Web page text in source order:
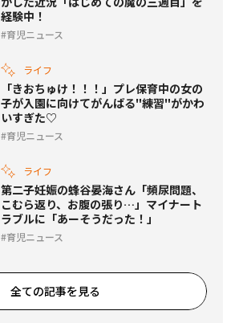
経験中！
育児ニュース
ライフ
「きおちゅけ！！！」プレ保育中の女の
子が入園に向けてがんばる"練習"がかわ
いすぎた♡
育児ニュース
ライフ
第二子妊娠の蜂谷晏海さん「頻尿問題、
こむら返り、お腹の張り…」マイナート
ラブルに「あーそうだった！」
育児ニュース
全ての記事を見る